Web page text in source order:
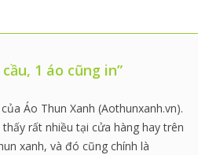
1 áo cũng in”
Áo Thun Xanh (Aothunxanh.vn).
rất nhiều tại cửa hàng hay trên
xanh, và đó cũng chính là